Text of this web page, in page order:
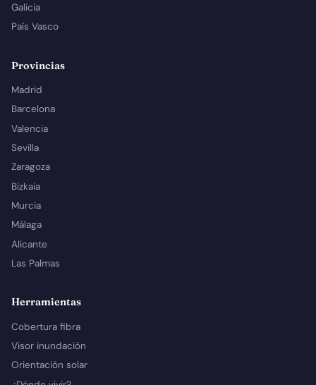
Galicia
País Vasco
Provincias
Madrid
Barcelona
Valencia
Sevilla
Zaragoza
Bizkaia
Murcia
Málaga
Alicante
Las Palmas
Herramientas
Cobertura fibra
Visor inundación
Orientación solar